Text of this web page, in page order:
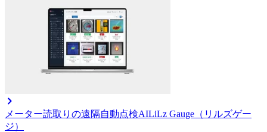
メーター読取りの遠隔自動点検AILiLz Gauge（リルズゲー
ジ）